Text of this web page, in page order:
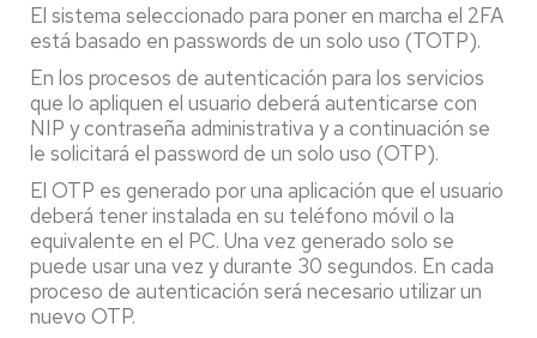
El sistema seleccionado para poner en marcha el 2FA
está basado en passwords de un solo uso (TOTP).
En los procesos de autenticación para los servicios
que lo apliquen el usuario deberá autenticarse con
NIP y contraseña administrativa y a continuación se
le solicitará el password de un solo uso (OTP).
El OTP es generado por una aplicación que el usuario
deberá tener instalada en su teléfono móvil o la
equivalente en el PC. Una vez generado solo se
puede usar una vez y durante 30 segundos. En cada
proceso de autenticación será necesario utilizar un
nuevo OTP.